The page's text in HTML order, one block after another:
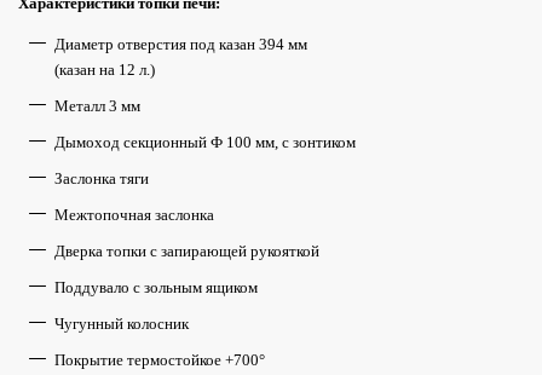
Диаметр отверстия под казан 394 мм
(казан на 12 л.)
Металл 3 мм
Дымоход секционный Ф 100 мм, с зонтиком
Заслонка тяги
Межтопочная заслонка
Дверка топки с запирающей рукояткой
Поддувало с зольным ящиком
Чугунный колосник
Покрытие термостойкое +700°